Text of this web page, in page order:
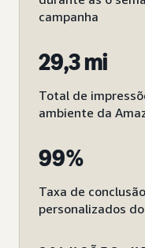
campanha
29,3 mi
Total de
ambiente da
99%
Taxa de
personalizados